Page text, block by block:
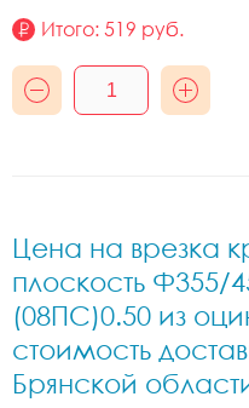
Итого: 519 руб.
Цена на врезка
плоскость Ф355/
(08ПС)0.50 из
стоимость
Брянской